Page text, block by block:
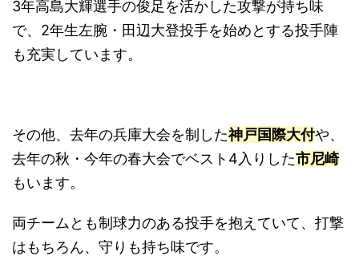
3年高島大輝選手の俊足を活かした攻撃が持ち味
で、2年生左腕・田辺大登投手を始めとする投手陣
も充実しています。
その他、去年の兵庫大会を制した神戸国際大付や、
去年の秋・今年の春大会でベスト4入りした市尼崎
もいます。
両チームとも制球力のある投手を抱えていて、打撃
はもちろん、守りも持ち味です。